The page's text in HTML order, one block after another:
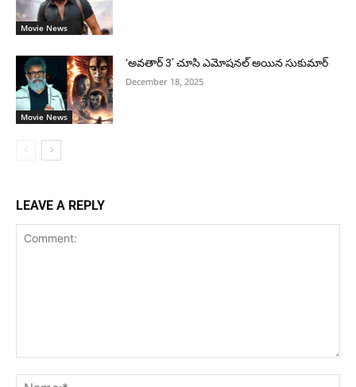
Movie News
Movie News
‘అవతార్ 3’ చూసి ఎమోషనల్ అయిన సుకుమార్
December 18, 2025
LEAVE A REPLY